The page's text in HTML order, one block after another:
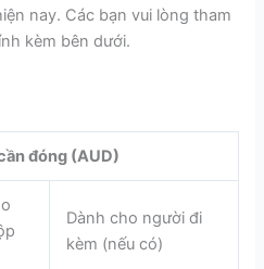
nay. Các bạn vui lòng tham
kèm bên dưới.
đóng (AUD)
Dành cho người đi
kèm (nếu có)